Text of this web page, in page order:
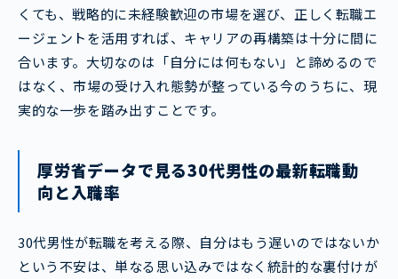
くても、戦略的に未経験歓迎の市場を選び、正しく転職エ
ージェントを活用すれば、キャリアの再構築は十分に間に
合います。大切なのは「自分には何もない」と諦めるので
はなく、市場の受け入れ態勢が整っている今のうちに、現
実的な一歩を踏み出すことです。
厚労省データで見る30代男性の最新転職動
向と入職率
30代男性が転職を考える際、自分はもう遅いのではないか
という不安は、単なる思い込みではなく統計的な裏付けが